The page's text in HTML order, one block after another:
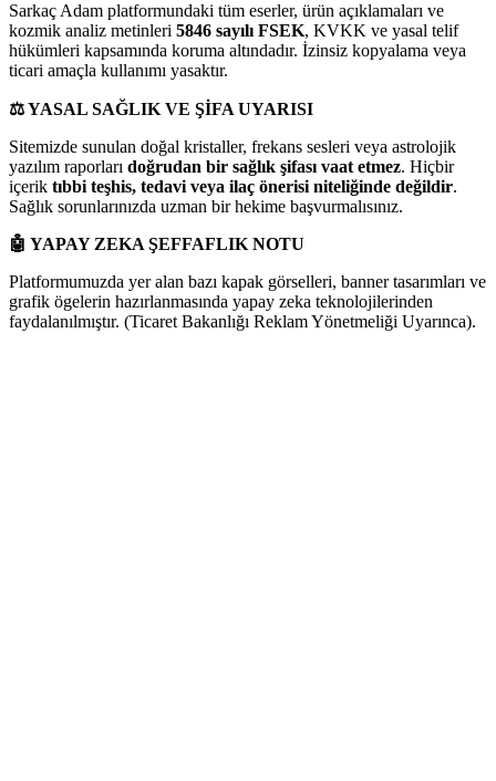
Sarkaç Adam platformundaki tüm eserler, ürün açıklamaları ve
kozmik analiz metinleri 5846 sayılı FSEK, KVKK ve yasal telif
hükümleri kapsamında koruma altındadır. İzinsiz kopyalama veya
ticari amaçla kullanımı yasaktır.
⚖️YASAL SAĞLIK VE ŞİFA UYARISI
Sitemizde sunulan doğal kristaller, frekans sesleri veya astrolojik
yazılım raporları doğrudan bir sağlık şifası vaat etmez. Hiçbir
içerik tıbbi teşhis, tedavi veya ilaç önerisi niteliğinde değildir.
Sağlık sorunlarınızda uzman bir hekime başvurmalısınız.
🤖 YAPAY ZEKA ŞEFFAFLIK NOTU
Platformumuzda yer alan bazı kapak görselleri, banner tasarımları ve
grafik ögelerin hazırlanmasında yapay zeka teknolojilerinden
faydalanılmıştır. (Ticaret Bakanlığı Reklam Yönetmeliği Uyarınca).